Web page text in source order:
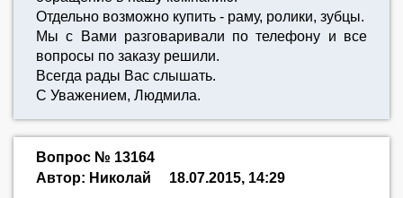
Отдельно возможно купить - раму, ролики, зубцы.
Мы с Вами разговаривали по телефону и все
вопросы по заказу решили.
Всегда рады Вас слышать.
С Уважением, Людмила.
Вопрос № 13164
Автор: Николай
18.07.2015, 14:29